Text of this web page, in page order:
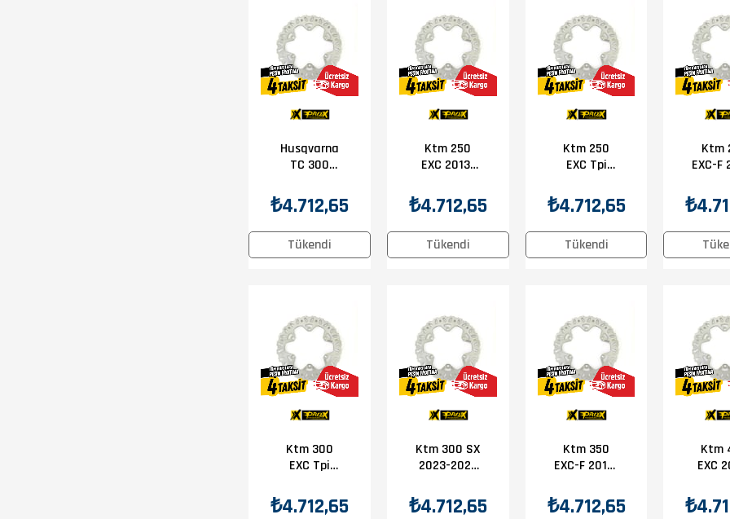
Tükendi
Husqvarna
TC 300
Prox Ön Disk
₺4.712,65
Tükendi
Ktm 250
EXC 2013-
Ön Disk
₺4.712,65
Tükendi
Ktm 250
EXC Tpi
Prox Ön Disk
₺4.712,65
Ktm
EXC-F
Ön
Ktm 300
EXC Tpi
Prox Ön Disk
₺4.712,65
Ktm 300 SX
2023-2025
₺4.712,65
Ktm 350
EXC-F 2012-
Ön Disk
₺4.712,65
Ktm
EXC
Ön